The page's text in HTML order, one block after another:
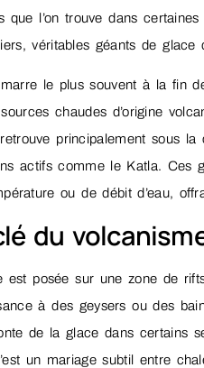
que l’on trouve dans
véritables géants de glace
le plus souvent à la fin
chaudes d’origine
principalement sous
actifs comme le Katla. Ces
ou de débit d’eau,
du
est posée sur une zone de
à des geysers ou des
de la glace dans certains
un mariage subtil entre